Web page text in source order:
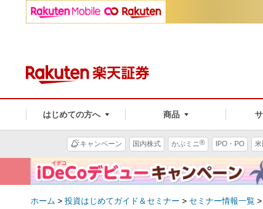
はじめての方へ 商品
キャンペーン 国内株式 かぶミニ® IPO・PO
ホーム > 投資はじめてガイド＆セミナー > セミナー情報一覧